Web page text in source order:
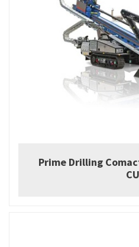
Prime Drilling
CU